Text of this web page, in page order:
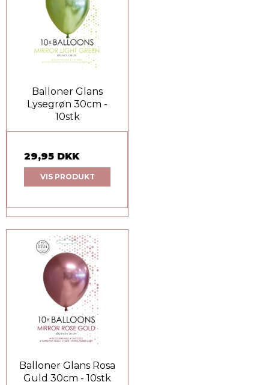
Balloner Glans
Lysegrøn 30cm -
10stk
29,95 DKK
VIS PRODUKT
Balloner Glans Rosa
Guld 30cm - 10stk